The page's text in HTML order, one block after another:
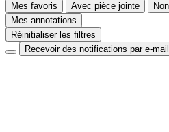
Mes favoris Avec pièce jointe
Mes annotations
Réinitialiser les filtres
Recevoir des notifications par e-